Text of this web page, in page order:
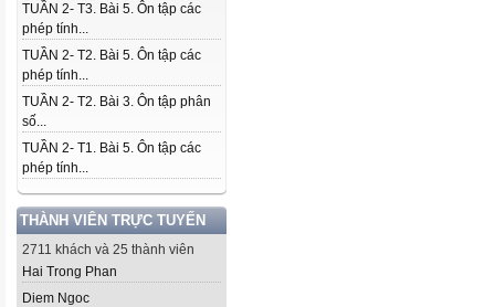
TUẦN 2- T3. Bài 5. Ôn tập các
phép tính...
TUẦN 2- T2. Bài 5. Ôn tập các
phép tính...
TUẦN 2- T2. Bài 3. Ôn tập phân
số...
TUẦN 2- T1. Bài 5. Ôn tập các
phép tính...
THÀNH VIÊN TRỰC TUYẾN
2711 khách và 25 thành viên
Hai Trong Phan
Diem Ngoc